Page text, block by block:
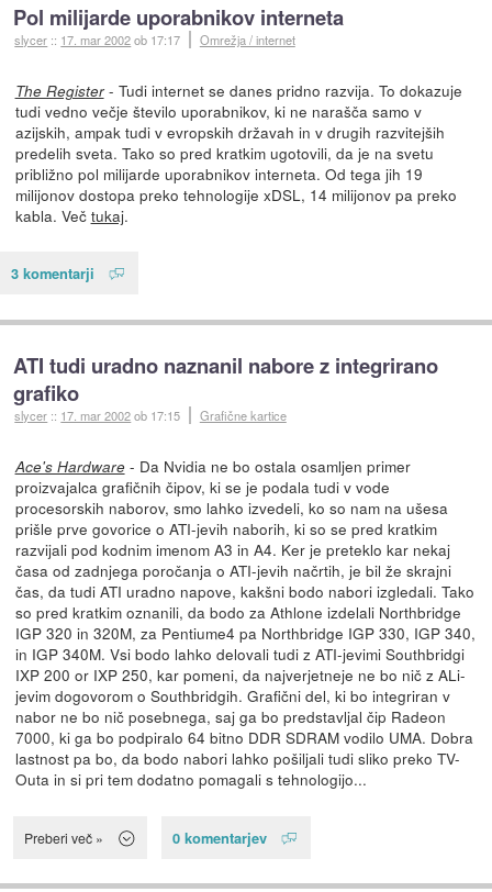
Pol milijarde uporabnikov interneta
slycer :: 17. mar 2002ob 17:17 Omrežja / internet
The Register- Tudi internet se danes pridno razvija. To dokazuje
tudi vedno večje število uporabnikov, ki ne narašča samo v
azijskih, ampak tudi v evropskih državah in v drugih razvitejših
predelih sveta. Tako so pred kratkim ugotovili, da je na svetu
približno pol milijarde uporabnikov interneta. Od tega jih 19
milijonov dostopa preko tehnologije xDSL, 14 milijonov pa preko
kabla. Več tukaj.
3 komentarji
ATI tudi uradno naznanil nabore z integrirano
grafiko
slycer :: 17. mar 2002ob 17:15 Grafične kartice
Ace's Hardware- Da Nvidia ne bo ostala osamljen primer
proizvajalca grafičnih čipov, ki se je podala tudi v vode
procesorskih naborov, smo lahko izvedeli, ko so nam na ušesa
prišle prve govorice o ATI-jevih naborih, ki so se pred kratkim
razvijali pod kodnim imenom A3 in A4. Ker je preteklo kar nekaj
časa od zadnjega poročanja o ATI-jevih načrtih, je bil že skrajni
čas, da tudi ATI uradno napove, kakšni bodo nabori izgledali. Tako
so pred kratkim oznanili, da bodo za Athlone izdelali Northbridge
IGP 320 in 320M, za Pentiume4 pa Northbridge IGP 330, IGP 340,
in IGP 340M. Vsi bodo lahko delovali tudi z ATI-jevimi Southbridgi
IXP 200 or IXP 250, kar pomeni, da najverjetneje ne bo nič z ALi-
jevim dogovorom o Southbridgih. Grafični del, ki bo integriran v
nabor ne bo nič posebnega, saj ga bo predstavljal čip Radeon
7000, ki ga bo podpiralo 64 bitno DDR SDRAM vodilo UMA. Dobra
lastnost pa bo, da bodo nabori lahko pošiljali tudi sliko preko TV-
Outa in si pri tem dodatno pomagali s tehnologijo...
Preberi več » 0 komentarjev